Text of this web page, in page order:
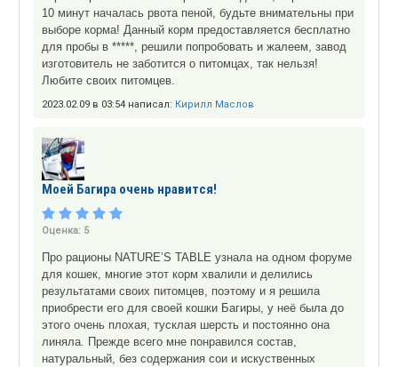
10 минут началась рвота пеной, будьте внимательны при
выборе корма! Данный корм предоставляется бесплатно
для пробы в *****, решили попробовать и жалеем, завод
изготовитель не заботится о питомцах, так нельзя!
Любите своих питомцев.
2023.02.09 в 03:54 написал: Кирилл Маслов
Моей Багира очень нравится!
Оценка: 5
Про рационы NATURE’S TABLE узнала на одном форуме
для кошек, многие этот корм хвалили и делились
результатами своих питомцев, поэтому и я решила
приобрести его для своей кошки Багиры, у неё была до
этого очень плохая, тусклая шерсть и постоянно она
линяла. Прежде всего мне понравился состав,
натуральный, без содержания сои и искуственных